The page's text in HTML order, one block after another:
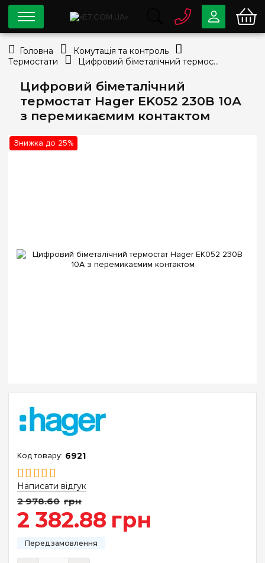
Цифровий біметалічний
термостат Hager EK052 230В 10А
з перемикаємим контактом
Знижка до 25%
6921
Написати відгук
2 978.60 грн
2 382.88 грн
0 80033-63-07
info@e7.com.ua
044334-79-78
Viber Telegram
Головна
Комутація та контроль
Термостати
Цифровий біметалічний термостат Hager EK052 230В 10А з перемикаємим контактом